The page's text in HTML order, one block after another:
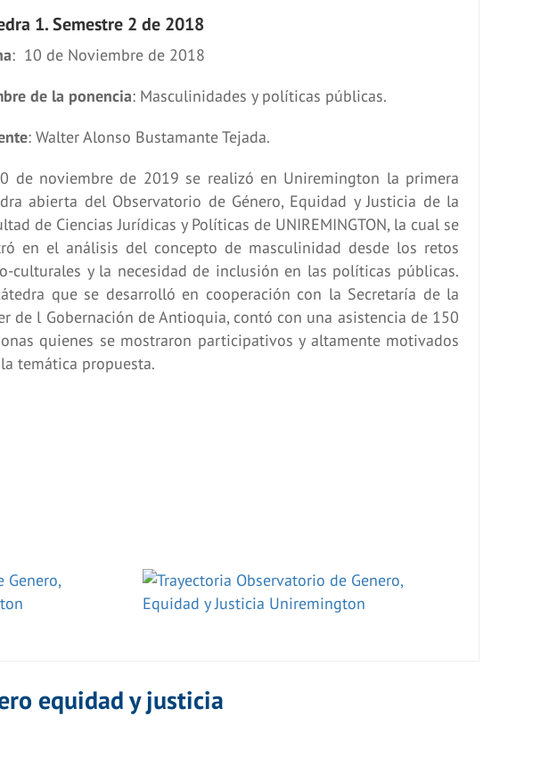
1. Semestre 2 de 2018
: 10 de Noviembre de 2018
de la ponencia: Masculinidades y políticas públicas.
: Walter Alonso Bustamante Tejada.
de noviembre de 2019 se realizó en Uniremington la primera
abierta del Observatorio de Género, Equidad y Justicia de la
de Ciencias Jurídicas y Políticas de UNIREMINGTON, la cual se
en el análisis del concepto de masculinidad desde los retos
culturales y la necesidad de inclusión en las políticas públicas.
que se desarrolló en cooperación con la Secretaría de la
de l Gobernación de Antioquia, contó con una asistencia de 150
quienes se mostraron participativos y altamente motivados
temática propuesta.
equidad y justicia